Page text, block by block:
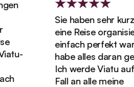
Sie haben sehr kurzfristig
eine Reise organisiert, die
einfach perfekt war. Ich
habe alles daran geliebt!
Ich werde Viatu auf jeden
Fall an alle meine